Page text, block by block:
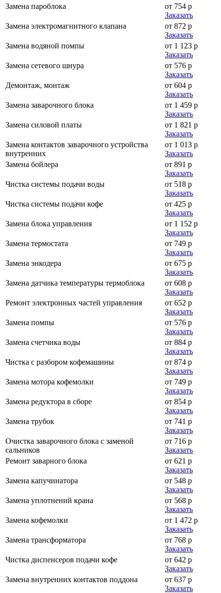
Замена пароблока
от 754 р
Заказать
Замена электромагнитного клапана
от 872 р
Заказать
Замена водяной помпы
от 1 123 р
Заказать
Замена сетевого шнура
от 576 р
Заказать
Демонтаж, монтаж
от 604 р
Заказать
Замена заварочного блока
от 1 459 р
Заказать
Замена силовой платы
от 1 821 р
Заказать
Замена контактов заварочного устройства
внутренних
от 1 013 р
Заказать
Замена бойлера
от 891 р
Заказать
Чистка системы подачи воды
от 518 р
Заказать
Чистка системы подачи кофе
от 425 р
Заказать
Замена блока управления
от 1 152 р
Заказать
Замена термостата
от 749 р
Заказать
Замена энкодера
от 675 р
Заказать
Замена датчика температуры термоблока
от 608 р
Заказать
Ремонт электронных частей управления
от 652 р
Заказать
Замена помпы
от 576 р
Заказать
Замена счетчика воды
от 884 р
Заказать
Чистка с разбором кофемашины
от 874 р
Заказать
Замена мотора кофемолки
от 749 р
Заказать
Замена редуктора в сборе
от 854 р
Заказать
Замена трубок
от 741 р
Заказать
Очистка заварочного блока с заменой
сальников
от 716 р
Заказать
Ремонт заварного блока
от 621 р
Заказать
Замена капучинатора
от 548 р
Заказать
Замена уплотнений крана
от 568 р
Заказать
Замена кофемолки
от 1 472 р
Заказать
Замена трансформатора
от 768 р
Заказать
Чистка диспенсеров подачи кофе
от 642 р
Заказать
Замена внутренних контактов поддона
от 637 р
Заказать